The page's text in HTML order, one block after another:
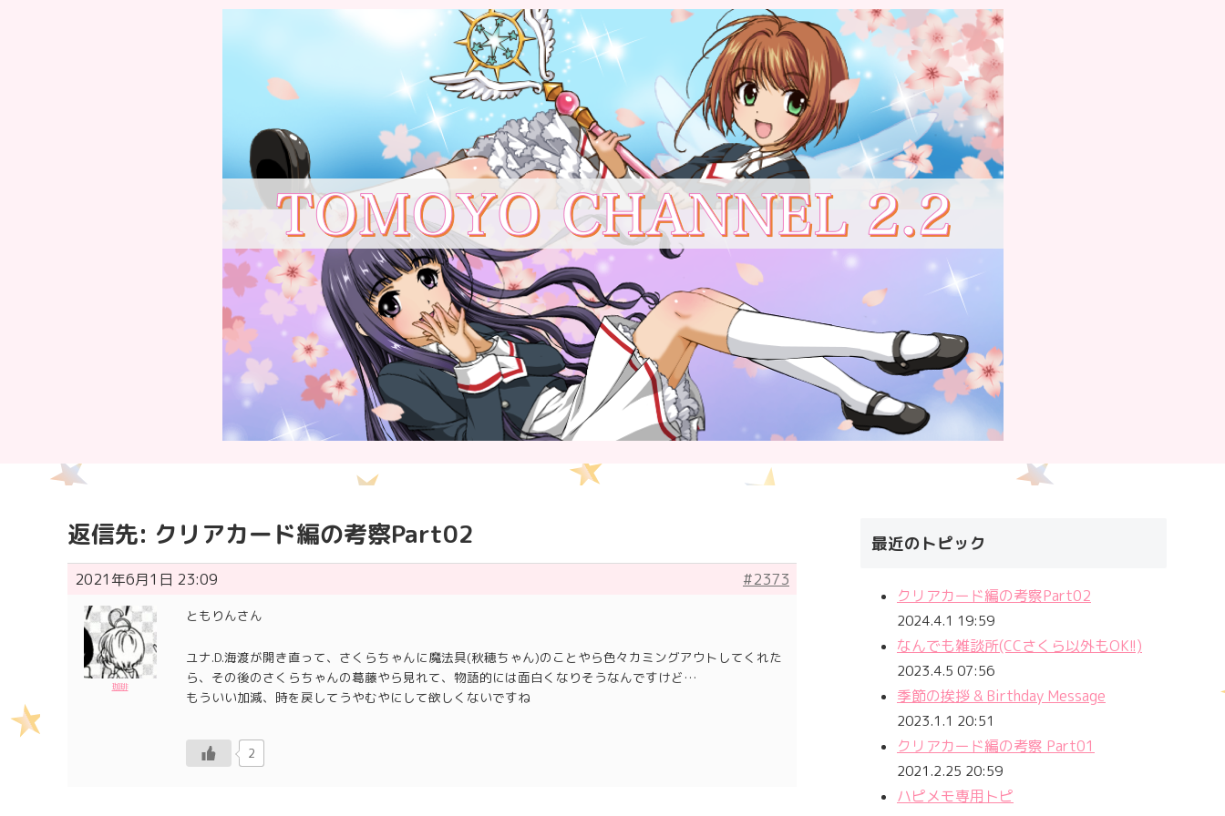
返信先: クリアカード編の考察Part02
2021年6月1日 23:09 #2373
珈琲
ともりんさん
ユナ.D.海渡が開き直って、さくらちゃんに魔法具(秋穂ちゃん)のことやら色々カミングアウトしてくれた
ら、その後のさくらちゃんの葛藤やら見れて、物語的には面白くなりそうなんですけど…
もういい加減、時を戻してうやむやにして欲しくないですね
2
最近のトピック
クリアカード編の考察Part02
2024.4.1 19:59
なんでも雑談所(CCさくら以外もOK!!)
2023.4.5 07:56
季節の挨拶 & Birthday Message
2023.1.1 20:51
クリアカード編の考察 Part01
2021.2.25 20:59
ハピメモ専用トピ